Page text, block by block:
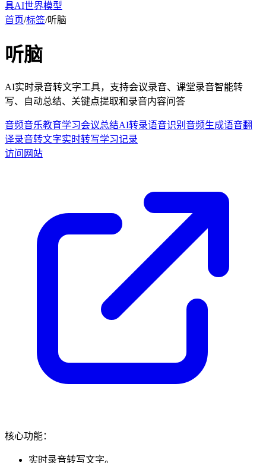
具AI世界模型
首页/标签/听脑
听脑
AI实时录音转文字工具，支持会议录音、课堂录音智能转
写、自动总结、关键点提取和录音内容问答
音频音乐教育学习会议总结AI转录语音识别 音频生成语音翻
译录音转文字实时转写学习记录
访问网站
核心功能：
实时录音转写文字。